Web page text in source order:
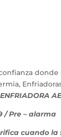
9 / Pre –
cuando